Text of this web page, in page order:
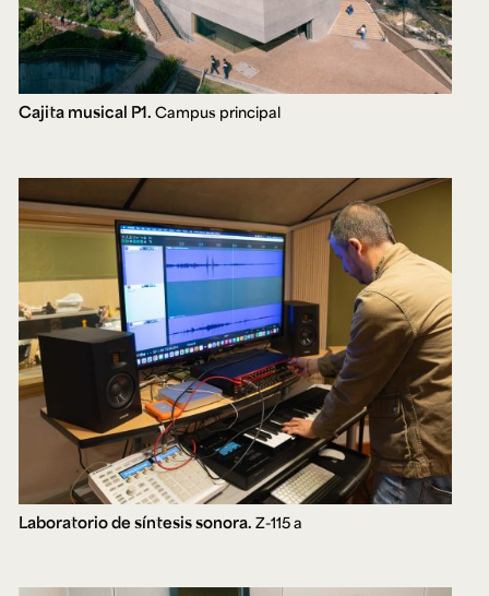
Cajita musical P1. Campus principal
Laboratorio de síntesis sonora. Z-115 a